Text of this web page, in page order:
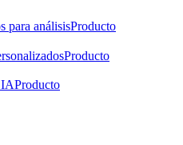
para análisisProducto
Producto
Producto